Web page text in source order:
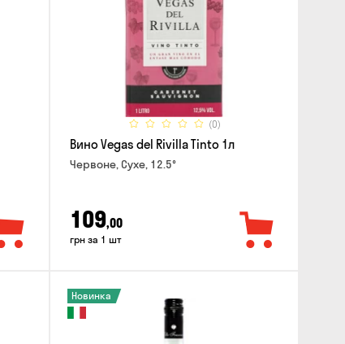
(0)
Вино Vegas del Rivilla Tinto 1л
Червоне, Сухе, 12.5°
109,00
грн за 1 шт
Новинка